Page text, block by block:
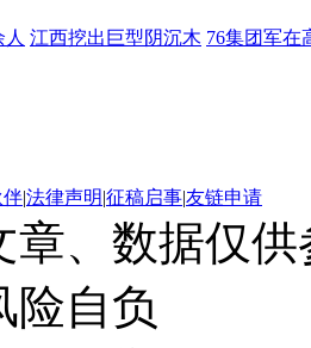
江西挖出巨型阴沉木 76集团军在
伴|法律声明|征稿启事|友链申请
章、数据仅
险自负